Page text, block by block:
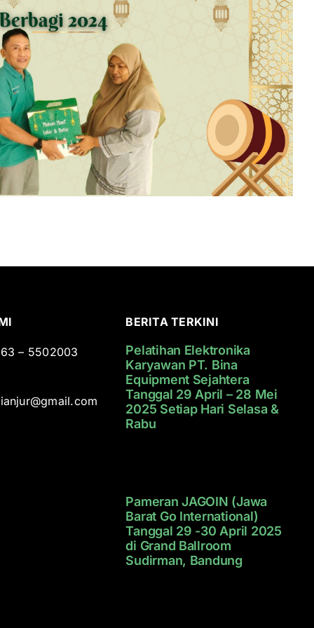
– 5502003
BERITA TERKINI
Pelatihan Elektronika
Karyawan PT. Bina
Equipment Sejahtera
Tanggal 29 April – 28 Mei
2025 Setiap Hari Selasa &
Rabu
Pameran JAGOIN (Jawa
Barat Go International)
Tanggal 29 -30 April 2025
di Grand Ballroom
Sudirman, Bandung